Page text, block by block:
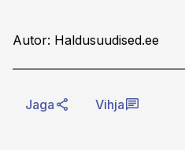
Autor: Haldusuudised.ee
Jaga Vihja